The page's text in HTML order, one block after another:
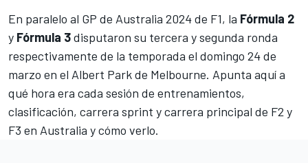
En paralelo al GP de Australia 2024 de F1, la Fórmula 2
y Fórmula 3disputaron su tercera y segunda ronda
respectivamente de la temporada el domingo 24 de
marzo en el Albert Park de Melbourne. Apunta aquí a
qué hora era cada sesión de entrenamientos,
clasificación, carrera sprint y carrera principal de F2 y
F3 en Australia y cómo verlo.